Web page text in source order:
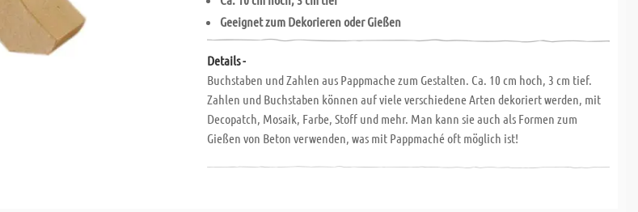
Geeignet zum Dekorieren oder Gießen
Details -
Buchstaben und Zahlen aus Pappmache zum Gestalten. Ca. 10 cm hoch, 3 cm tief.
Zahlen und Buchstaben können auf viele verschiedene Arten dekoriert werden, mit
Decopatch, Mosaik, Farbe, Stoff und mehr. Man kann sie auch als Formen zum
Gießen von Beton verwenden, was mit Pappmaché oft möglich ist!